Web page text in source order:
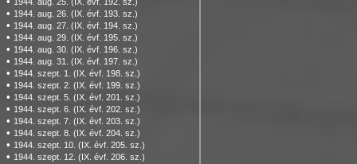
• 1944. aug. 26. (IX. évf. 193. sz.)
• 1944. aug. 27. (IX. évf. 194. sz.)
• 1944. aug. 29. (IX. évf. 195. sz.)
• 1944. aug. 30. (IX. évf. 196. sz.)
• 1944. aug. 31. (IX. évf. 197. sz.)
• 1944. szept. 1. (IX. évf. 198. sz.)
• 1944. szept. 2. (IX. évf. 199. sz.)
• 1944. szept. 5. (IX. évf. 201. sz.)
• 1944. szept. 6. (IX. évf. 202. sz.)
• 1944. szept. 7. (IX. évf. 203. sz.)
• 1944. szept. 8. (IX. évf. 204. sz.)
• 1944. szept. 10. (IX. évf. 205. sz.)
• 1944. szept. 12. (IX. évf. 206. sz.)